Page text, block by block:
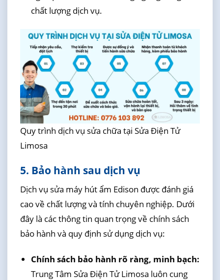
chất lượng dịch vụ.
Quy trình dịch vụ sửa chữa tại Sửa Điện Tử
Limosa
5. Bảo hành sau dịch vụ
Dịch vụ sửa máy hút ẩm Edison được đánh giá
cao về chất lượng và tính chuyên nghiệp. Dưới
đây là các thông tin quan trọng về chính sách
bảo hành và quy định sử dụng dịch vụ:
Chính sách bảo hành rõ ràng, minh bạch:
Trung Tâm Sửa Điện Tử Limosa luôn cung